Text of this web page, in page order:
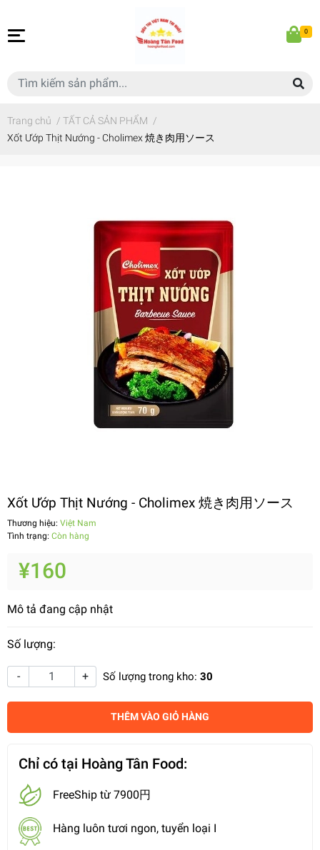
0
Trang chủ / TẤT CẢ SẢN PHẨM /
Xốt Ướp Thịt Nướng - Cholimex 焼き肉用ソース
Xốt Ướp Thịt Nướng - Cholimex 焼き肉用ソース
Thương hiệu: Việt Nam
Tình trạng: Còn hàng
¥160
Mô tả đang cập nhật
Số lượng:
- + Số lượng trong kho: 30
THÊM VÀO GIỎ HÀNG
Chỉ có tại Hoàng Tân Food:
FreeShip từ 7900円
Hàng luôn tươi ngon, tuyển loại I